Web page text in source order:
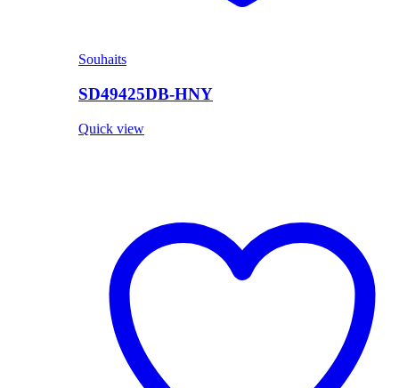
Souhaits
SD49425DB-HNY
Quick view